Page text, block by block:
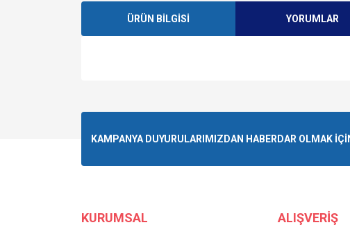
ÜRÜN BİLGİSİ YORUMLAR
Ürün resmi kalitesiz, bozuk veya görüntülenemiyor.
Bu ürüne benzer farklı alternatifler olmalı.
KAMPANYA DUYURULARIMIZDAN HABERDAR OLMAK
KURUMSAL ALIŞVERİŞ